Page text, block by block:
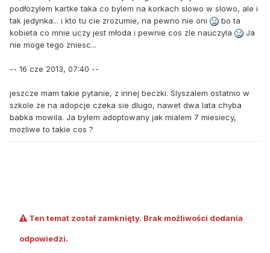
podłozylem kartke taka co bylem na korkach slowo w slowo, ale i
tak jedynka... i kto tu cie zrozumie, na pewno nie oni
bo ta
kobieta co mnie uczy jest młoda i pewnie cos zle nauczyla
Ja
nie moge tego zniesc...
-- 16 cze 2013, 07:40 --
jeszcze mam takie pytanie, z innej beczki. Slyszalem ostatnio w
szkole ze na adopcje czeka sie dlugo, nawet dwa lata chyba
babka mowila. Ja bylem adoptowany jak mialem 7 miesiecy,
mozliwe to takie cos ?
Ten temat został zamknięty. Brak możliwości dodania
odpowiedzi.